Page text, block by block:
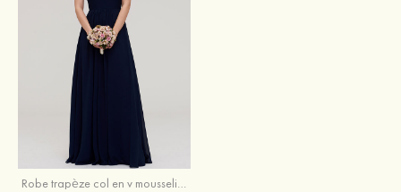
Robe trapèze col en v mousseline sans manches ras du sol robe de demoiselle d'honneur